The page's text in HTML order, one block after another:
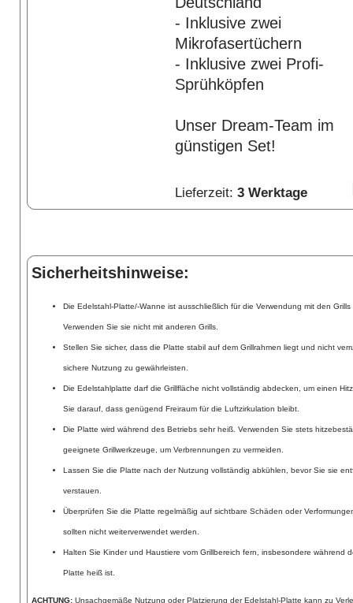
- Inklusive zwei
Mikrofasertüchern
- Inklusive zwei Profi-
Sprühköpfen
Unser Dream-Team im
günstigen Set!
Lieferzeit: 3 Werktage
Sicherheitshinweise:
Die Edelstahl-Platte/-Wanne ist ausschließlich für die Verwendung mit den
Verwenden Sie sie nicht mit anderen Grills.
Stellen Sie sicher, dass die Platte stabil auf dem Grillrahmen liegt und nicht
sichere Nutzung zu gewährleisten.
Die Edelstahlplatte darf die Grillfläche nicht vollständig abdecken, um einen
Sie darauf, dass genügend Freiraum für die Luftzirkulation bleibt.
Die Platte wird während des Betriebs sehr heiß. Verwenden Sie stets
geeignete Grillwerkzeuge, um Verbrennungen zu vermeiden.
Lassen Sie die Platte nach der Nutzung vollständig abkühlen, bevor Sie sie
verstauen.
Überprüfen Sie die Platte regelmäßig auf sichtbare Schäden oder
sollten nicht weiterverwendet werden.
Halten Sie Kinder und Haustiere vom Grillbereich fern, insbesondere während
Platte heiß ist.
ACHTUNG: Unsachgemäße Nutzung oder Platzierung der Edelstahl-Platte kann zu